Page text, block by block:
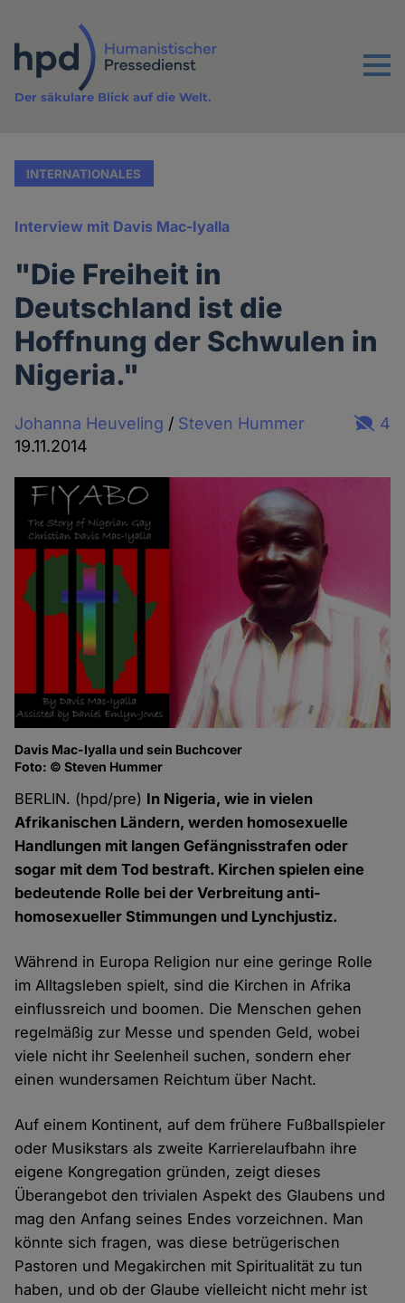
Inhalt
Menu
Der säkulare Blick auf die Welt.
INTERNATIONALES
Interview mit Davis Mac-Iyalla
"Die Freiheit in
Deutschland ist die
Hoffnung der Schwulen in
Nigeria."
Johanna Heuveling / Steven Hummer
19.11.2014
4
Davis Mac-Iyalla und sein Buchcover
Foto: © Steven Hummer
BERLIN. (hpd/pre) In Nigeria, wie in vielen
Afrikanischen Ländern, werden homosexuelle
Handlungen mit langen Gefängnisstrafen oder
sogar mit dem Tod bestraft. Kirchen spielen eine
bedeutende Rolle bei der Verbreitung anti-
homosexueller Stimmungen und Lynchjustiz.
Während in Europa Religion nur eine geringe Rolle
im Alltagsleben spielt, sind die Kirchen in Afrika
einflussreich und boomen. Die Menschen gehen
regelmäßig zur Messe und spenden Geld, wobei
viele nicht ihr Seelenheil suchen, sondern eher
einen wundersamen Reichtum über Nacht.
Auf einem Kontinent, auf dem frühere Fußballspieler
oder Musikstars als zweite Karrierelaufbahn ihre
eigene Kongregation gründen, zeigt dieses
Überangebot den trivialen Aspekt des Glaubens und
mag den Anfang seines Endes vorzeichnen. Man
könnte sich fragen, was diese betrügerischen
Pastoren und Megakirchen mit Spiritualität zu tun
haben, und ob der Glaube vielleicht nicht mehr ist